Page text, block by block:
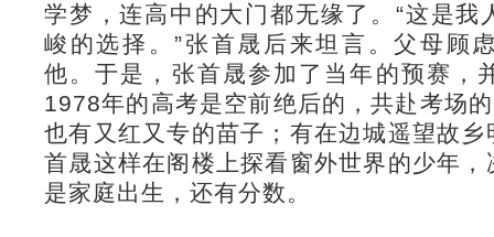
学梦，连高中的大门都无缘了。“这是我
峻的选择。”张首晟后来坦言。父母顾
他。于是，张首晟参加了当年的预赛，
1978年的高考是空前绝后的，共赴考场
也有又红又专的苗子；有在边城遥望故
首晟这样在阁楼上探看窗外世界的少年
是家庭出生，还有分数。